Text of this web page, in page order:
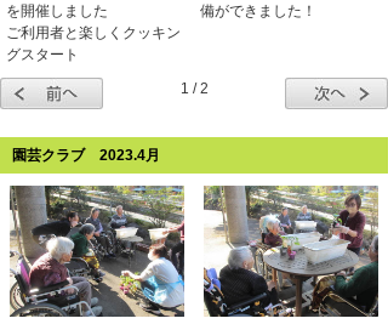
を開催しました
ご利用者と楽しくクッキン
グスタート
備ができました！
1 / 2
園芸クラブ 2023.4月